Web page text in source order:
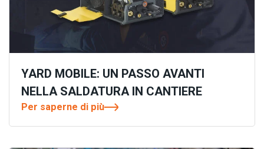
YARD MOBILE: UN PASSO AVANTI
NELLA SALDATURA IN CANTIERE
Per saperne di più